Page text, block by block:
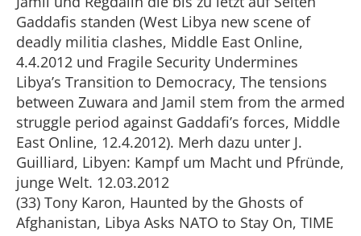
Gaddafis standen (West Libya new scene of
deadly militia clashes, Middle East Online,
4.4.2012 und Fragile Security Undermines
Libya’s Transition to Democracy, The tensions
between Zuwara and Jamil stem from the armed
struggle period against Gaddafi’s forces, Middle
East Online, 12.4.2012). Merh dazu unter J.
Guilliard, Libyen: Kampf um Macht und Pfründe,
junge Welt. 12.03.2012
(33) Tony Karon, Haunted by the Ghosts of
Afghanistan, Libya Asks NATO to Stay On, TIME